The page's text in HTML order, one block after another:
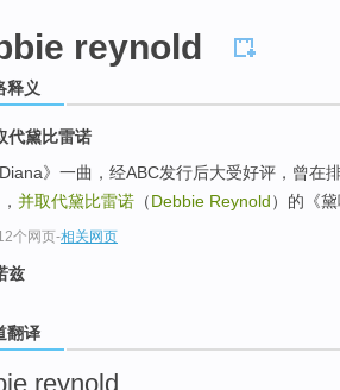
reynold
释义
代黛比雷诺
Diana》一曲，经ABC发行后大受好评，曾
并取代黛比雷诺 （Debbie Reynold）的《
个网页-相关网页
兹
翻译
reynold